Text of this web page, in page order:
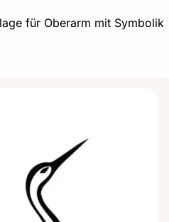
für Oberarm mit Symbolik